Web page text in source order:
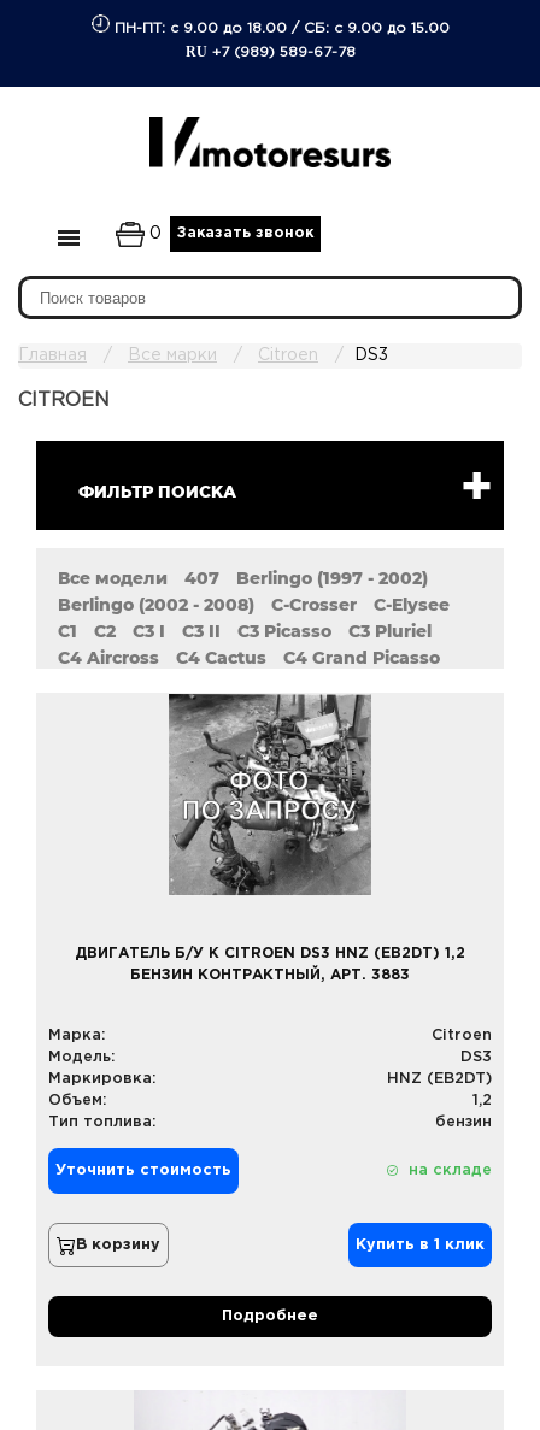
ПН-ПТ: с 9.00 до 18.00/ СБ: с 9.00 до 15.00
RU +7 (989) 589-67-78
0 Заказать звонок
Главная Все марки Citroen DS3
CITROEN
ФИЛЬТР ПОИСКА
Все модели 407
Berlingo (1997 - 2002)
Berlingo (2002 - 2008)
C-Crosser
C-Elysee
C1
C2 C3 I C3 II C3 Picasso
C3 Pluriel
C4 Aircross
C4 Cactus
C4 Grand Picasso
C4 Picasso II
C5 Aircross C5 I C5 II
DS5
Evasion
Jumper (1994 - 2002)
Jumper (2002 - 2006)
Jumper (2006 - 2014)
Jumper (Relay)
Nemo Saxo
XM
Xantia (1993 - 1998)
Xantia (1998 - 2003)
Xsara (1997 - 2010)
Xsara Picasso
ДВИГАТЕЛЬ Б/У К CITROEN DS3 HNZ (EB2DT) 1,2
БЕНЗИН КОНТРАКТНЫЙ, АРТ. 3883
Марка:
Citroen
Модель:
DS3
Маркировка:
HNZ (EB2DT)
Объем:
1,2
Тип топлива:
бензин
Уточнить стоимость на складе
В корзину Купить в 1 клик
Подробнее